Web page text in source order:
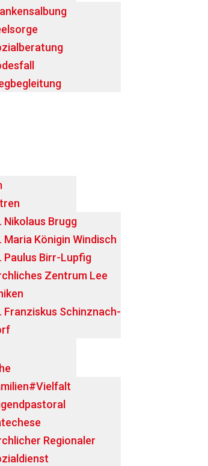
Nikolaus Brugg
Maria Königin Windisch
Paulus Birr-Lupfig
Zentrum Lee
Franziskus Schinznach-
Regionaler